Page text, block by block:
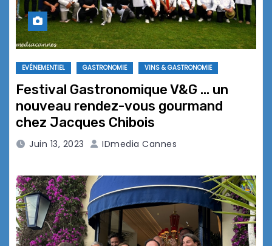
EVÉNEMENTIEL GASTRONOMIE VINS & GASTRONOMIE
Festival Gastronomique V&G … un
nouveau rendez-vous gourmand
chez Jacques Chibois
Juin 13, 2023 IDmedia Cannes